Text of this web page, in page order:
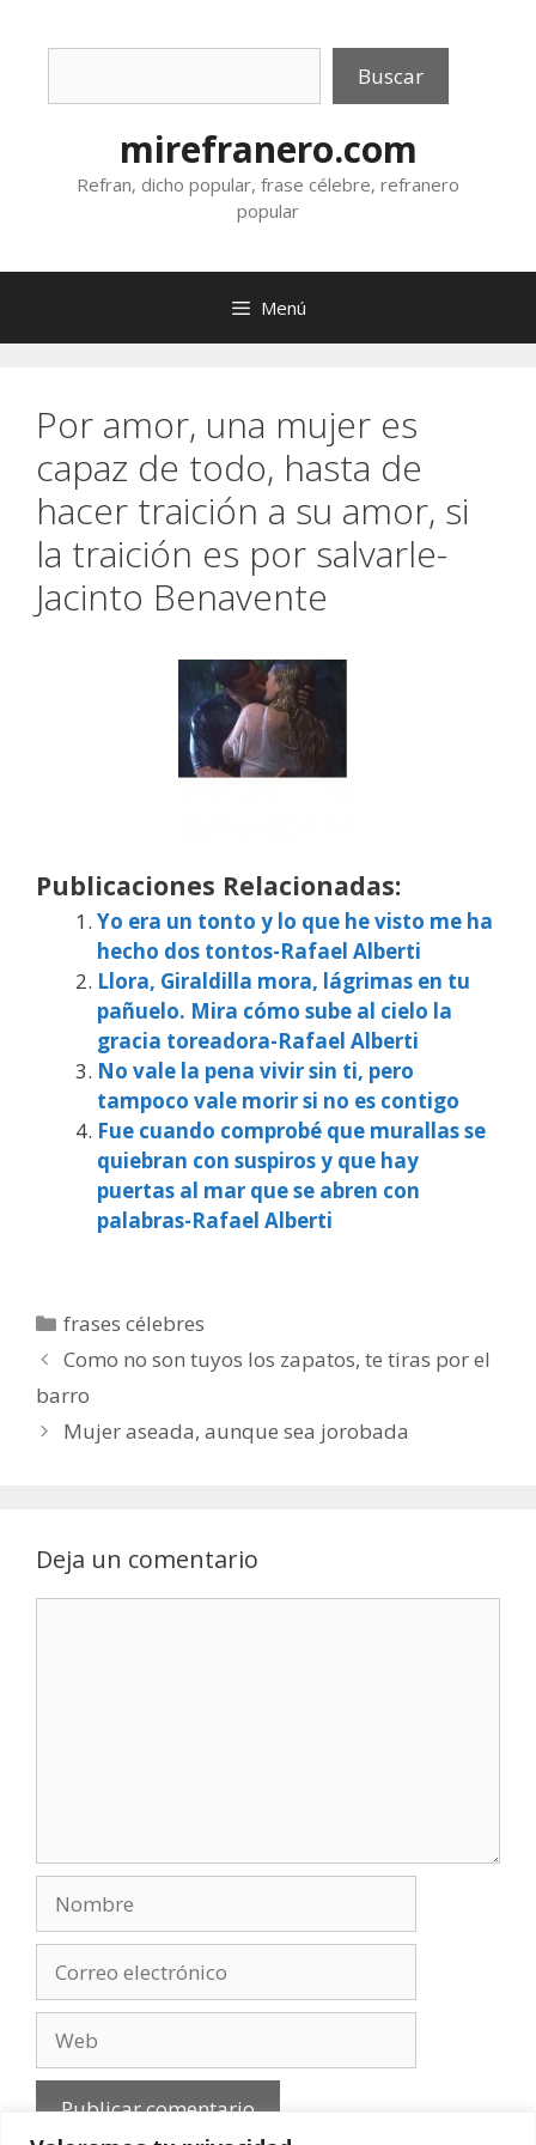
Buscar
mirefranero.com
Refran, dicho popular, frase célebre, refranero
popular
Menú
Por amor, una mujer es
capaz de todo, hasta de
hacer traición a su amor, si
la traición es por salvarle-
Jacinto Benavente
Publicaciones Relacionadas:
Yo era un tonto y lo que he visto me ha
hecho dos tontos-Rafael Alberti
Llora, Giraldilla mora, lágrimas en tu
pañuelo. Mira cómo sube al cielo la
gracia toreadora-Rafael Alberti
No vale la pena vivir sin ti, pero
tampoco vale morir si no es contigo
Fue cuando comprobé que murallas se
quiebran con suspiros y que hay
puertas al mar que se abren con
palabras-Rafael Alberti
Categorías
frases célebres
Como no son tuyos los zapatos, te tiras por el
barro
Mujer aseada, aunque sea jorobada
Deja un comentario
electrónico